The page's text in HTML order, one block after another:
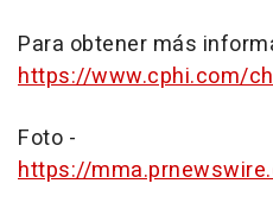
Para obtener más
https://www.cphi.com/
Foto -
https://